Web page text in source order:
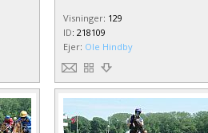
Visninger: 129
ID: 218109
Ejer: Ole Hindby